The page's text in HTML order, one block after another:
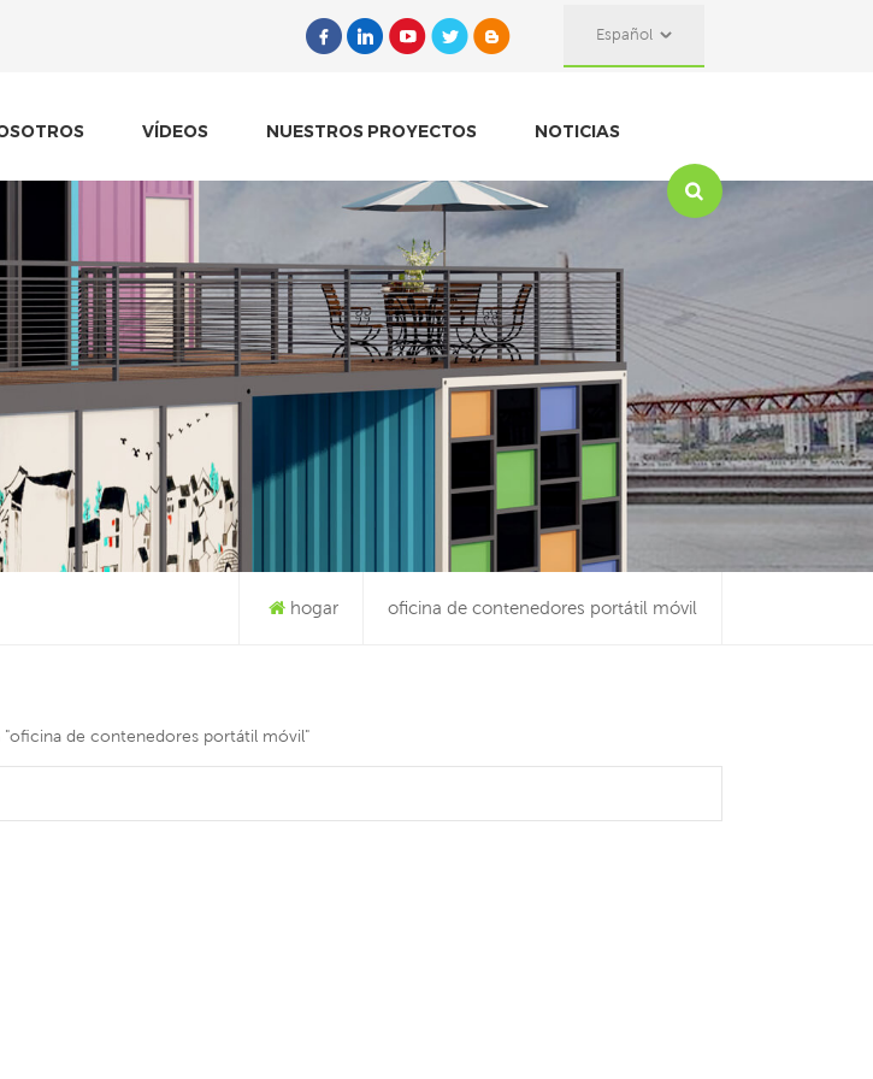
Español
VÍDEOS NUESTROS PROYECTOS NOTICIAS
hogar oficina de contenedores portátil móvil
"oficina de contenedores portátil móvil"